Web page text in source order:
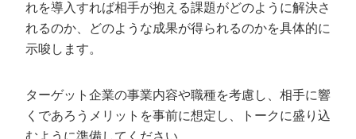
れを導入すれば相手が抱える課題がどのように解決さ
れるのか、どのような成果が得られるのかを具体的に
示唆します。
ターゲット企業の事業内容や職種を考慮し、相手に響
くであろうメリットを事前に想定し、トークに盛り込